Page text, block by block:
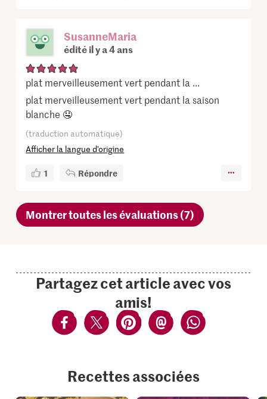
SusanneMaria
édité il y a 4 ans
plat merveilleusement vert pendant la ...
plat merveilleusement vert pendant la saison
blanche 🤤
(traduction automatique)
Afficher la langue d’origine
1 Répondre
Montrer toutes les évaluations (7)
Partagez cet article avec vos
amis!
Recettes associées